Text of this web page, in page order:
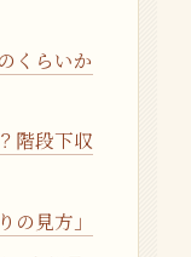
くらいか
階段下収
の見方」